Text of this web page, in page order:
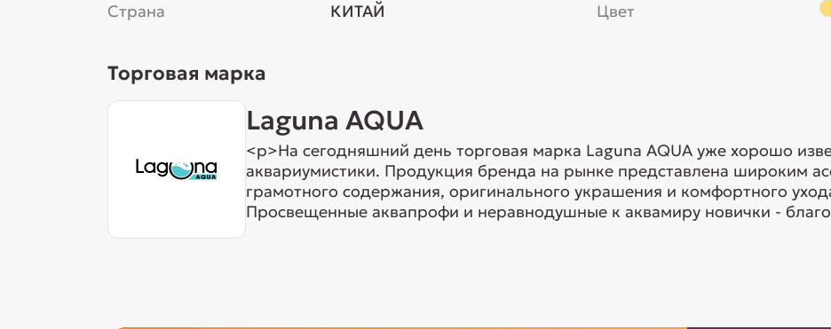
Страна
КИТАЙ
Цвет
Торговая марка
Laguna AQUA
<p>На сегодняшний день торговая марка Laguna AQUA уже хорошо
аквариумистики. Продукция бренда на рынке представлена широким
грамотного содержания, оригинального украшения и комфортного
Просвещенные аквапрофи и неравнодушные к аквамиру новички -